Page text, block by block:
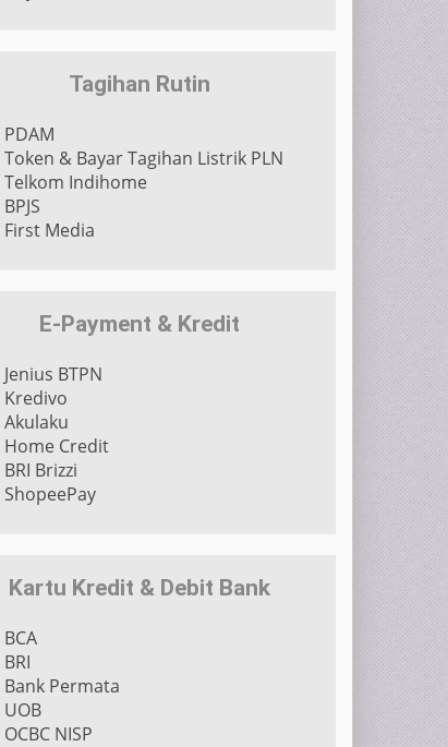
Tagihan Rutin
PDAM
Token & Bayar Tagihan Listrik PLN
Telkom Indihome
BPJS
First Media
E-Payment & Kredit
Jenius BTPN
Kredivo
Akulaku
Home Credit
BRI Brizzi
ShopeePay
Kartu Kredit & Debit Bank
BCA
BRI
Bank Permata
UOB
OCBC NISP